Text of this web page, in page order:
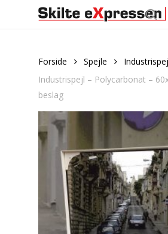
Forside Spejle
Industrispejl – Polycarbonat –
beslag